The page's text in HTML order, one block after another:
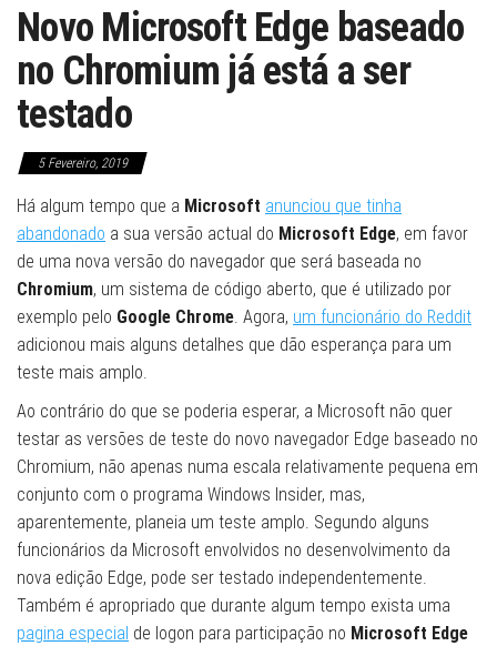
Novo Microsoft Edge baseado
no Chromium já está a ser
testado
5 Fevereiro, 2019
Há algum tempo que a Microsoft anunciou que tinha
abandonado a sua versão actual do Microsoft Edge, em favor
de uma nova versão do navegador que será baseada no
Chromium, um sistema de código aberto, que é utilizado por
exemplo pelo Google Chrome. Agora, um funcionário do Reddit
adicionou mais alguns detalhes que dão esperança para um
teste mais amplo.
Ao contrário do que se poderia esperar, a Microsoft não quer
testar as versões de teste do novo navegador Edge baseado no
Chromium, não apenas numa escala relativamente pequena em
conjunto com o programa Windows Insider, mas,
aparentemente, planeia um teste amplo. Segundo alguns
funcionários da Microsoft envolvidos no desenvolvimento da
nova edição Edge, pode ser testado independentemente.
Também é apropriado que durante algum tempo exista uma
pagina especial de logon para participação no Microsoft Edge